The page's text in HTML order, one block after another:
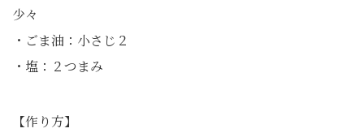
少々
・ごま油：小さじ２
・塩：２つまみ
【作り方】